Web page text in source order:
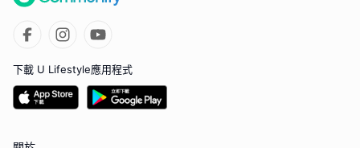
下載 U Lifestyle應用程式